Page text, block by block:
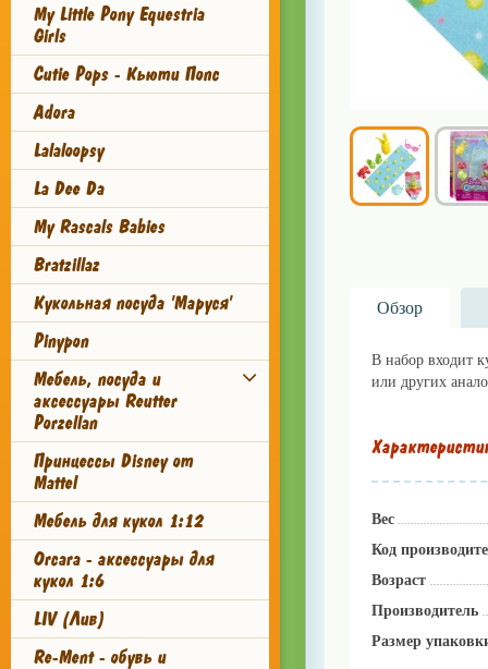
My Little Pony Equestria
Girls
Cutie Pops - Кьюти Попс
Adora
Lalaloopsy
La Dee Da
My Rascals Babies
Bratzillaz
Кукольная посуда 'Маруся'
Pinypon
Мебель, посуда и
аксессуары Reutter
Porzellan
Принцессы Disney от
Mattel
Мебель для кукол 1:12
Orcara - аксессуары для
кукол 1:6
LIV (Лив)
Re-Ment - обувь и
Обзор
В набор входит
или других
Вес
Код
Возраст
Производитель
Размер